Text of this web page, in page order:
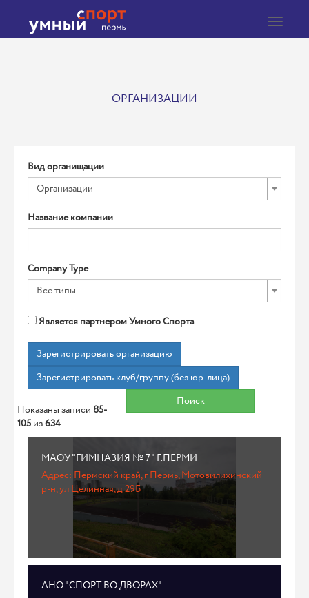
Toggle
ОРГАНИЗАЦИИ
Вид органищации
Организации
Название компании
Company Type
Все типы
Является партнером Умного Спорта
Зарегистрировать организацию
Зарегистрировать клуб/группу (без юр. лица)
Поиск
Показаны записи 85-
105 из634.
МАОУ "ГИМНАЗИЯ № 7" Г.ПЕРМИ
Адрес: Пермский край, г Пермь, Мотовилихинский
р-н, ул Целинная, д 29Б
АНО "СПОРТ ВО ДВОРАХ"